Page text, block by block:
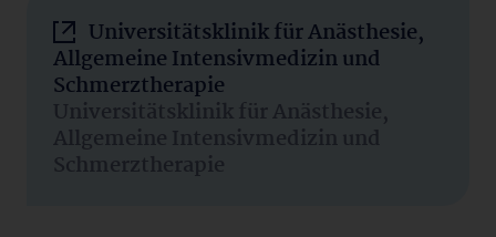
Universitätsklinik für Anästhesie,
Allgemeine Intensivmedizin und
Schmerztherapie
Universitätsklinik für Anästhesie,
Allgemeine Intensivmedizin und
Schmerztherapie